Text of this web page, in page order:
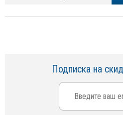
Подписка на